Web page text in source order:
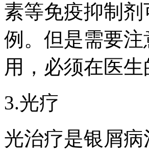
素等免疫抑制
例。但是需要
用，必须在医
3.光疗
光治疗是银屑